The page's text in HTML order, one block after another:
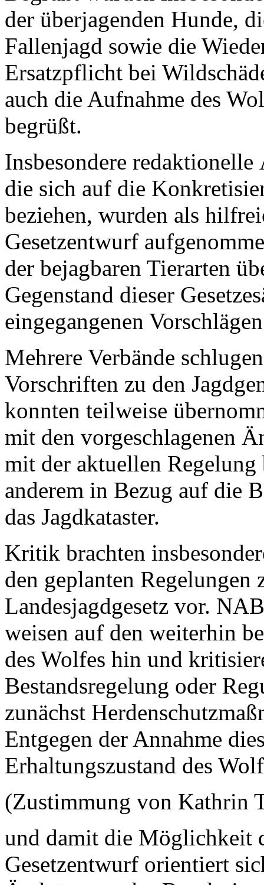
der überjagenden Hunde,
Fallenjagd sowie die
Ersatzpflicht bei
auch die Aufnahme des
begrüßt.
Insbesondere
die sich auf die
beziehen, wurden als
Gesetzentwurf
der bejagbaren Tierarten
Gegenstand dieser
eingegangenen
Mehrere Verbände
Vorschriften zu den
konnten teilweise
mit den vorgeschlagenen
mit der aktuellen Regelung
anderem in Bezug auf die
das Jagdkataster.
Kritik brachten
den geplanten Regelungen
Landesjagdgesetz vor.
weisen auf den weiterhin
des Wolfes hin und
Bestandsregelung oder
zunächst
Entgegen der Annahme
Erhaltungszustand des
(Zustimmung von Kathrin
und damit die Möglichkeit
Gesetzentwurf orientiert